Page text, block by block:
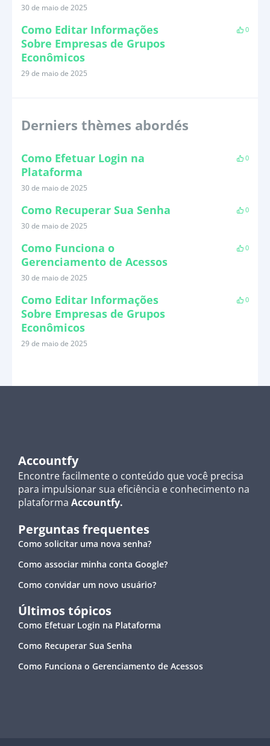
30 de maio de 2025
Como Editar Informações
Sobre Empresas de Grupos
Econômicos
29 de maio de 2025
0
Derniers thèmes abordés
Como Efetuar Login na
Plataforma
30 de maio de 2025
0
Como Recuperar Sua Senha
30 de maio de 2025
0
Como Funciona o
Gerenciamento de Acessos
30 de maio de 2025
0
Como Editar Informações
Sobre Empresas de Grupos
Econômicos
29 de maio de 2025
0
Accountfy
Encontre facilmente o conteúdo que você precisa
para impulsionar sua eficiência e conhecimento na
plataforma Accountfy.
Perguntas frequentes
Como solicitar uma nova senha?
Como associar minha conta Google?
Como convidar um novo usuário?
Últimos tópicos
Como Efetuar Login na Plataforma
Como Recuperar Sua Senha
Como Funciona o Gerenciamento de Acessos